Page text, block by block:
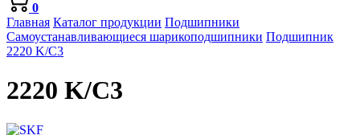
0
Главная Каталог продукции Подшипники
Самоустанавливающиеся шарикоподшипники Подшипник
2220 K/C3
2220 K/C3